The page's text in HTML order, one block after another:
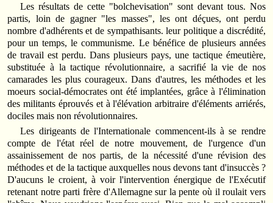
Les résultats de cette "bolchevisation" sont devant tous. Nos
partis, loin de gagner "les masses", les ont déçues, ont perdu
nombre d'adhérents et de sympathisants. leur politique a discrédité,
pour un temps, le communisme. Le bénéfice de plusieurs années
de travail est perdu. Dans plusieurs pays, une tactique émeutière,
substituée à la tactique révolutionnaire, a sacrifié la vie de nos
camarades les plus courageux. Dans d'autres, les méthodes et les
moeurs social-démocrates ont été implantées, grâce à l'élimination
des militants éprouvés et à l'élévation arbitraire d'éléments arriérés,
dociles mais non révolutionnaires.
Les dirigeants de l'Internationale commencent-ils à se rendre
compte de l'état réel de notre mouvement, de l'urgence d'un
assainissement de nos partis, de la nécessité d'une révision des
méthodes et de la tactique auxquelles nous devons tant d'insuccès ?
D'aucuns le croient, à voir l'intervention énergique de l'Exécutif
retenant notre parti frère d'Allemagne sur la pente où il roulait vers